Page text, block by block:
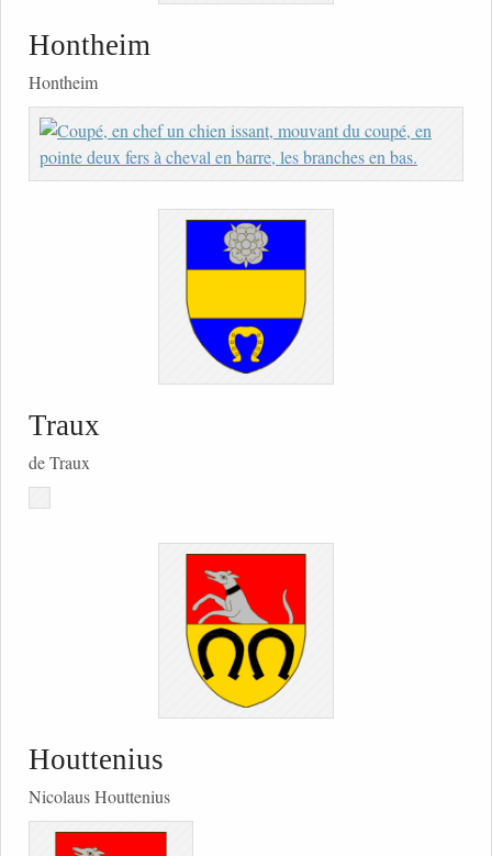
Hontheim
Hontheim
Traux
de Traux
Houttenius
Nicolaus Houttenius